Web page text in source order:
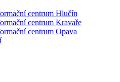
centrum Hlučín
centrum Kravaře
centrum Opava